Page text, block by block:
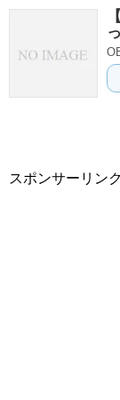
スポンサーリンク